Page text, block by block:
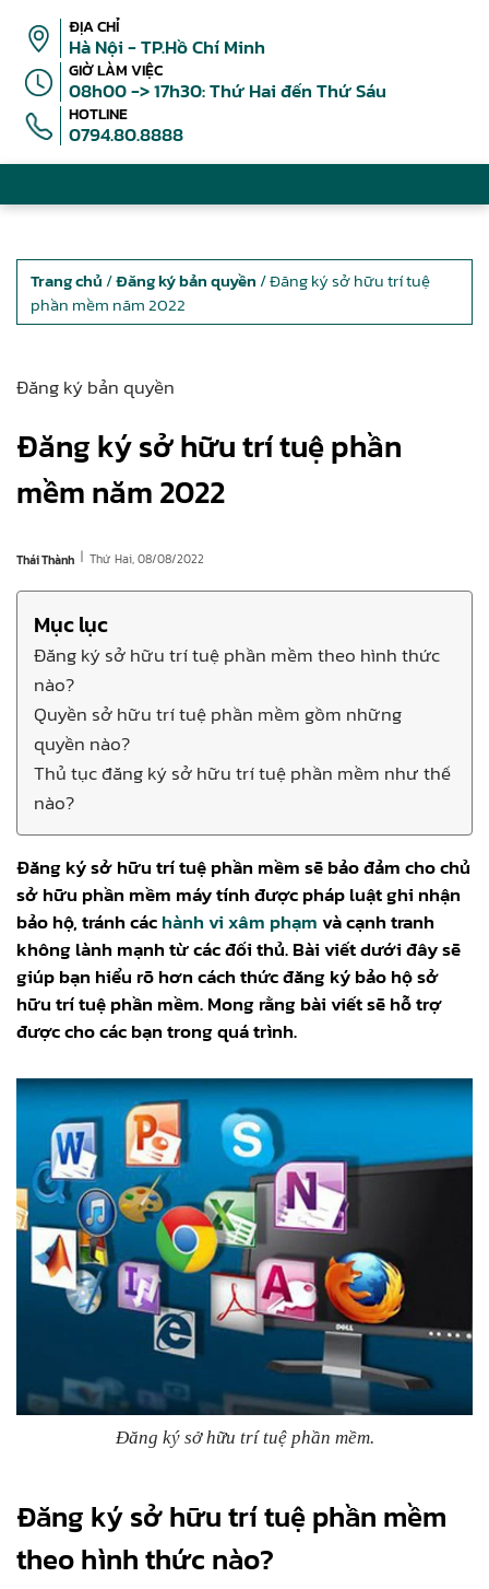
ĐỊA CHỈ
Hà Nội - TP.Hồ Chí Minh
GIỜ LÀM VIỆC
08h00 -> 17h30: Thứ Hai đến Thứ Sáu
HOTLINE
0794.80.8888
Trang chủ /Đăng ký bản quyền / Đăng ký sở hữu trí tuệ
phần mềm năm 2022
Đăng ký bản quyền
Đăng ký sở hữu trí tuệ phần
mềm năm 2022
Thái Thành | Thứ Hai, 08/08/2022
Mục lục
Đăng ký sở hữu trí tuệ phần mềm theo hình thức
nào?
Quyền sở hữu trí tuệ phần mềm gồm những
quyền nào?
Thủ tục đăng ký sở hữu trí tuệ phần mềm như thế
nào?
Đăng ký sở hữu trí tuệ phần mềm sẽ bảo đảm cho chủ
sở hữu phần mềm máy tính được pháp luật ghi nhận
bảo hộ, tránh cáchành vi xâm phạmvà cạnh tranh
không lành mạnh từ các đối thủ. Bài viết dưới đây sẽ
giúp bạn hiểu rõ hơn cách thức đăng ký bảo hộ sở
hữu trí tuệ phần mềm. Mong rằng bài viết sẽ hỗ trợ
được cho các bạn trong quá trình.
Đăng ký sở hữu trí tuệ phần mềm.
Đăng ký sở hữu trí tuệ phần mềm
theo hình thức nào?